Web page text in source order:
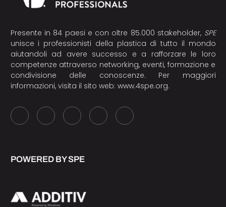
Presente in 84 paesi e con oltre 85.000 stakeholder, SPE
unisce i professionisti della plastica di tutto il mondo
aiutandoli ad avere successo e a rafforzare le loro
competenze attraverso networking, eventi, formazione e
condivisione delle conoscenze. Per maggiori
informazioni, visita il sito web: www.4spe.org.
POWERED BY SPE